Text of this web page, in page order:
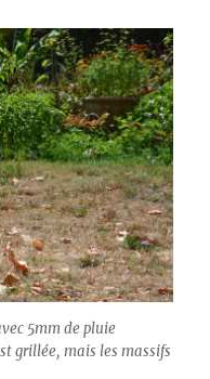
5mm de pluie
grillée, mais les massifs